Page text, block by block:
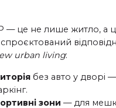
— це не лише житло, а
urban living:
без авто у дворі
зони — для